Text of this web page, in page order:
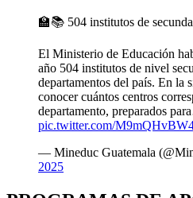
🏫📚 504 institutos de
El Ministerio de Educación
año 504 institutos de nivel
departamentos del país. En la
conocer cuántos centros
departamento, preparados
pic.twitter.com/
— Mineduc Guatemala
2025